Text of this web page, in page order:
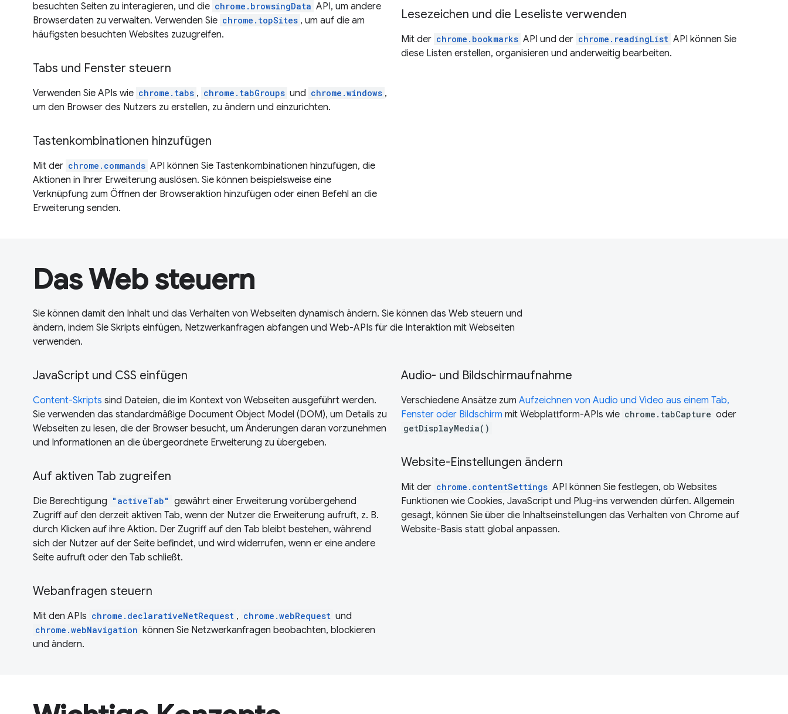
besuchten Seiten zu interagieren, und die chrome.browsingData API, um andere
Browserdaten zu verwalten. Verwenden Sie chrome.topSites , um auf die am
häufigsten besuchten Websites zuzugreifen.
Tabs und Fenster steuern
Verwenden Sie APIs wie chrome.tabs , chrome.tabGroups und chrome.windows ,
um den Browser des Nutzers zu erstellen, zu ändern und einzurichten.
Tastenkombinationen hinzufügen
Mit der chrome.commands API können Sie Tastenkombinationen hinzufügen, die
Aktionen in Ihrer Erweiterung auslösen. Sie können beispielsweise eine
Verknüpfung zum Öffnen der Browseraktion hinzufügen oder einen Befehl an die
Erweiterung senden.
Lesezeichen und die Leseliste verwenden
Mit der chrome.bookmarks API und der chrome.readingList API können Sie
diese Listen erstellen, organisieren und anderweitig bearbeiten.
Das Web steuern
Sie können damit den Inhalt und das Verhalten von Webseiten dynamisch ändern. Sie können das Web steuern und
ändern, indem Sie Skripts einfügen, Netzwerkanfragen abfangen und Web-APIs für die Interaktion mit Webseiten
verwenden.
JavaScript und CSS einfügen
Content-Skripts sind Dateien, die im Kontext von Webseiten ausgeführt werden.
Sie verwenden das standardmäßige Document Object Model (DOM), um Details zu
Webseiten zu lesen, die der Browser besucht, um Änderungen daran vorzunehmen
und Informationen an die übergeordnete Erweiterung zu übergeben.
Auf aktiven Tab zugreifen
Die Berechtigung "activeTab" gewährt einer Erweiterung vorübergehend
Zugriff auf den derzeit aktiven Tab, wenn der Nutzer die Erweiterung aufruft, z. B.
durch Klicken auf ihre Aktion. Der Zugriff auf den Tab bleibt bestehen, während
sich der Nutzer auf der Seite befindet, und wird widerrufen, wenn er eine andere
Seite aufruft oder den Tab schließt.
Webanfragen steuern
Mit den APIs chrome.declarativeNetRequest , chrome.webRequest und
chrome.webNavigation können Sie Netzwerkanfragen beobachten, blockieren
und ändern.
Audio- und Bildschirmaufnahme
Verschiedene Ansätze zum Aufzeichnen von Audio und Video aus einem Tab,
Fenster oder Bildschirm mit Webplattform-APIs wie chrome.tabCapture oder
getDisplayMedia()
Website-Einstellungen ändern
Mit der chrome.contentSettings API können Sie festlegen, ob Websites
Funktionen wie Cookies, JavaScript und Plug-ins verwenden dürfen. Allgemein
gesagt, können Sie über die Inhaltseinstellungen das Verhalten von Chrome auf
Website-Basis statt global anpassen.